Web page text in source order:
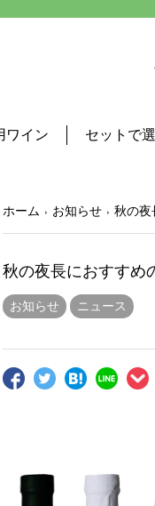
ワイン セットで
ホーム お知らせ 秋の夜
秋の夜長におすすめ
お知らせ ニュース